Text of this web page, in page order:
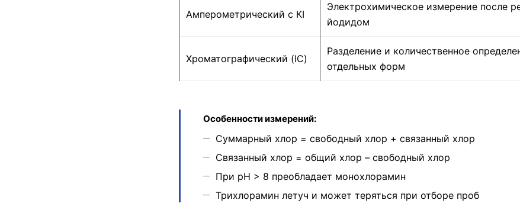
Амперометрический с КI
Электрохимическое измерение после
йодидом
Хроматографический (IC)
Разделение и количественное
отдельных форм
Особенности измерений:
Суммарный хлор = свободный хлор + связанный хлор
Связанный хлор = общий хлор – свободный хлор
При pH > 8 преобладает монохлорамин
Трихлорамин летуч и может теряться при отборе проб